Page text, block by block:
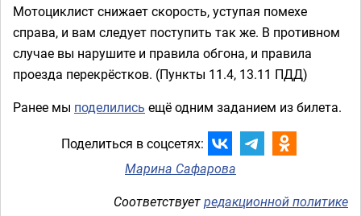
Мотоциклист снижает скорость, уступая помехе
справа, и вам следует поступить так же. В противном
случае вы нарушите и правила обгона, и правила
проезда перекрёстков. (Пункты 11.4, 13.11 ПДД)
Ранее мы поделились ещё одним заданием из билета.
Поделиться в соцсетях:
Марина Сафарова
Соответствуетредакционной политике